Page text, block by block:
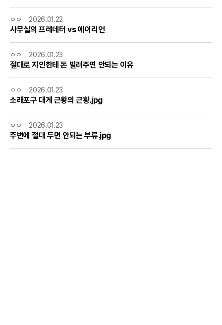
ㅇㅇ 2026.01.22
사무실의 프레데터 vs 에이리언
ㅇㅇ 2026.01.23
절대로 지인한테 돈 빌려주면 안되는 이유
ㅇㅇ 2026.01.23
소래포구 대게 근황의 근황.jpg
ㅇㅇ 2026.01.23
주변에 절대 두면 안되는 부류.jpg